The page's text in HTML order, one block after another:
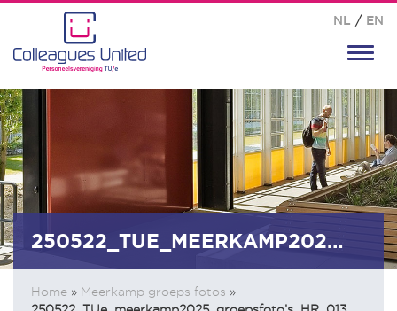
NL / EN
250522_TUE_MEERKAMP2025_GROEPSFOTO’S_HR_013
Home » Meerkamp groeps fotos »